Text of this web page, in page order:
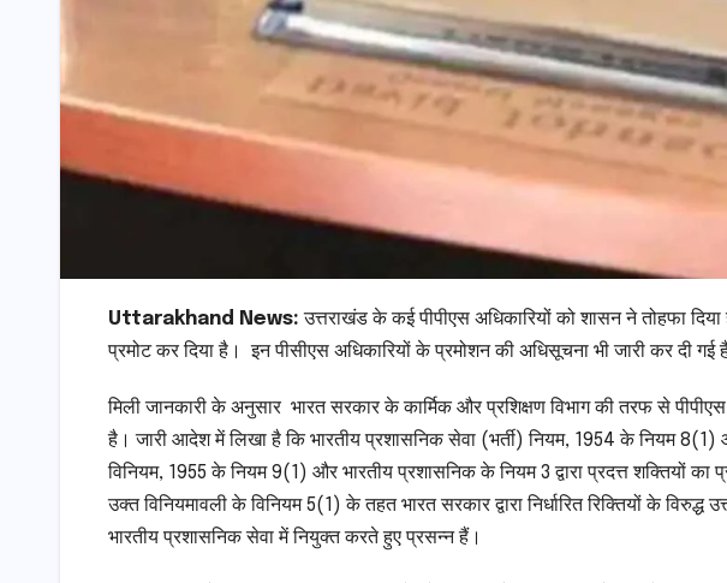
Uttarakhand News: उत्तराखंड के कई पीपीएस अधिकारियों को शासन ने तोहफा
प्रमोट कर दिया है। इन पीसीएस अधिकारियों के प्रमोशन की अधिसूचना भी जारी कर दी
मिली जानकारी के अनुसार भारत सरकार के कार्मिक और प्रशिक्षण विभाग की तरफ से
है। जारी आदेश में लिखा है कि भारतीय प्रशासनिक सेवा (भर्ती) नियम, 1954 के नियम 8(1)
विनियम, 1955 के नियम 9(1) और भारतीय प्रशासनिक के नियम 3 द्वारा प्रदत्त शक्तियों का
उक्त विनियमावली के विनियम 5(1) के तहत भारत सरकार द्वारा निर्धारित रिक्तियों के
भारतीय प्रशासनिक सेवा में नियुक्त करते हुए प्रसन्न हैं।